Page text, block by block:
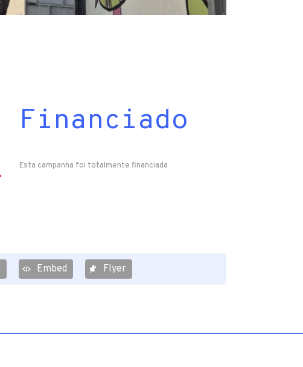
Financiado
Esta campanha foi totalmente financiada
Embed Flyer